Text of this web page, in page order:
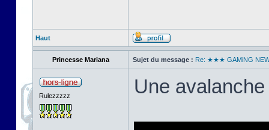
Haut
Princesse Mariana Sujet du message : Re: ★★★ GAMiNG
Rulezzzzz Une